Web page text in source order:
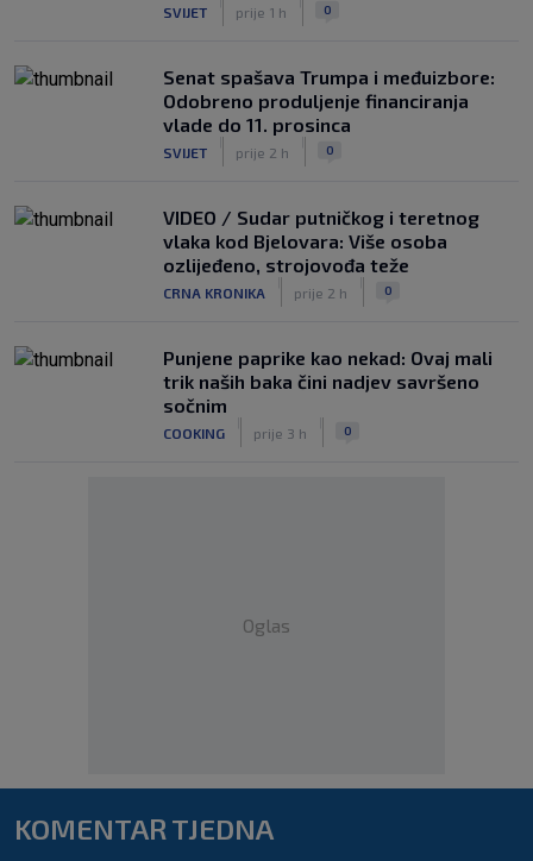
SVIJET prije 1 h 0
Senat spašava Trumpa i međuizbore:
Odobreno produljenje financiranja
vlade do 11. prosinca
SVIJET prije 2 h 0
VIDEO / Sudar putničkog i teretnog
vlaka kod Bjelovara: Više osoba
ozlijeđeno, strojovođa teže
CRNA KRONIKA prije 2 h 0
Punjene paprike kao nekad: Ovaj mali
trik naših baka čini nadjev savršeno
sočnim
COOKING prije 3 h 0
Oglas
KOMENTAR TJEDNA